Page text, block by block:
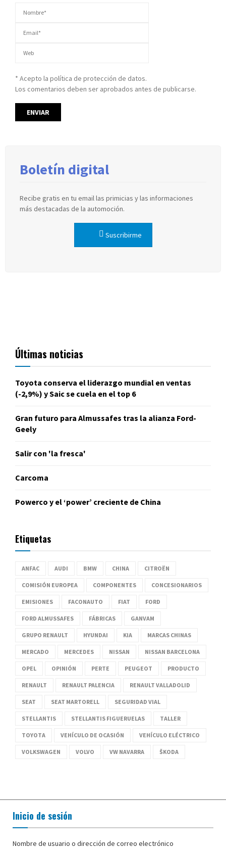
* Acepto la política de protección de datos.
Los comentarios deben ser aprobados antes de publicarse.
Boletín digital
Recibe gratis en tu email las primicias y las informaciones
más destacadas de la automoción.
Suscribirme
Últimas noticias
Toyota conserva el liderazgo mundial en ventas
(-2,9%) y Saic se cuela en el top 6
Gran futuro para Almussafes tras la alianza Ford-
Geely
Salir con 'la fresca'
Carcoma
Powerco y el ‘power’ creciente de China
Etiquetas
ANFAC AUDI BMW CHINA CITROËN
COMISIÓN EUROPEA COMPONENTES CONCESIONARIOS
EMISIONES FACONAUTO FIAT FORD
FORD ALMUSSAFES FÁBRICAS GANVAM
GRUPO RENAULT HYUNDAI KIA MARCAS CHINAS
MERCADO MERCEDES NISSAN NISSAN BARCELONA
OPEL OPINIÓN PERTE PEUGEOT PRODUCTO
RENAULT RENAULT PALENCIA RENAULT VALLADOLID
SEAT SEAT MARTORELL SEGURIDAD VIAL
STELLANTIS STELLANTIS FIGUERUELAS TALLER
TOYOTA VEHÍCULO DE OCASIÓN VEHÍCULO ELÉCTRICO
VOLKSWAGEN VOLVO VW NAVARRA ŠKODA
Inicio de sesión
Nombre de usuario o dirección de correo electrónico